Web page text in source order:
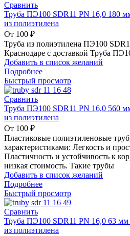
Сравнить
Труба ПЭ100 SDR11 PN 16,0 180
из полиэтилена
От 100 ₽
Труба из полиэтилена ПЭ100
Краснодаре с доставкой Труба
Добавить в список желаний
Подробнее
Быстрый просмотр
Сравнить
Труба ПЭ100 SDR11 PN 16,0 560
из полиэтилена
От 100 ₽
Пластиковые полиэтиленовые
характеристиками: Легкость и
Пластичность и устойчивость к
низкая стоимость. Такие трубы
Добавить в список желаний
Подробнее
Быстрый просмотр
Сравнить
Труба ПЭ100 SDR11 PN 16,0 63 мм
из полиэтилена